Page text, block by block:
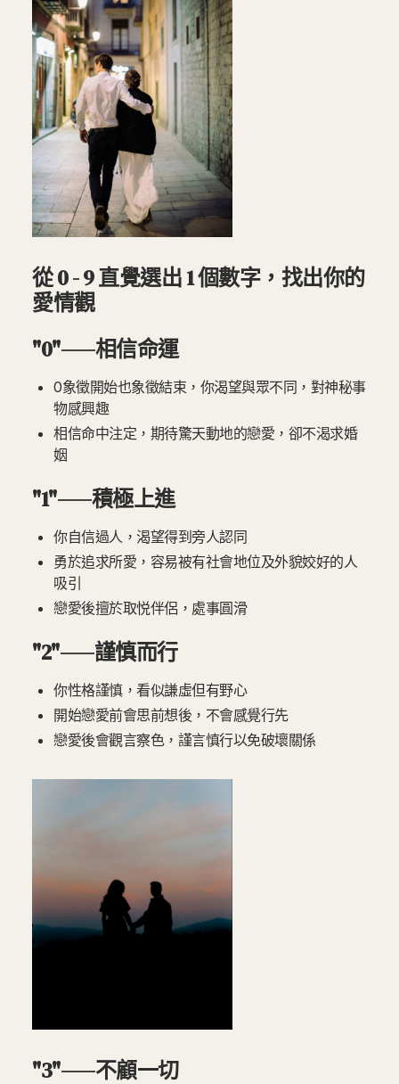
從 0 - 9 直覺選出 1 個數字，找出你的
愛情觀
"0"——相信命運
0象徵開始也象徵結束，你渴望與眾不同，對神秘事
物感興趣
相信命中注定，期待驚天動地的戀愛，卻不渴求婚
姻
"1"——積極上進
你自信過人，渴望得到旁人認同
勇於追求所愛，容易被有社會地位及外貌姣好的人
吸引
戀愛後擅於取悦伴侶，處事圓滑
"2"——謹慎而行
你性格謹慎，看似謙虛但有野心
開始戀愛前會思前想後，不會感覺行先
戀愛後會觀言察色，謹言慎行以免破壞關係
"3"——不顧一切